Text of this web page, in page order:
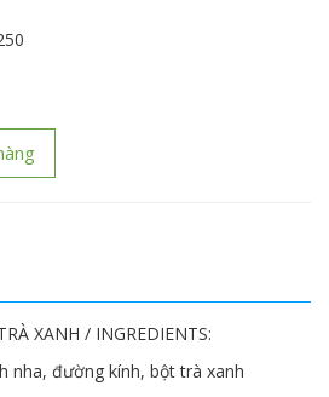
XANH / INGREDIENTS:
nha, đường kính, bột trà xanh